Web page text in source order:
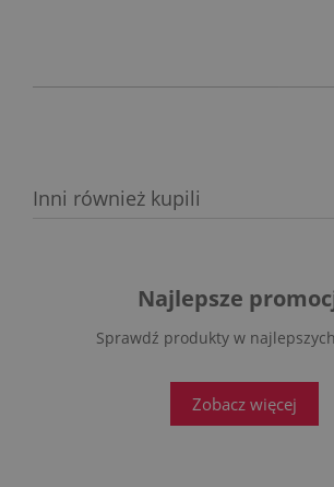
Inni również kupili
Najlepsze
Sprawdź produkty w
Zobacz więcej